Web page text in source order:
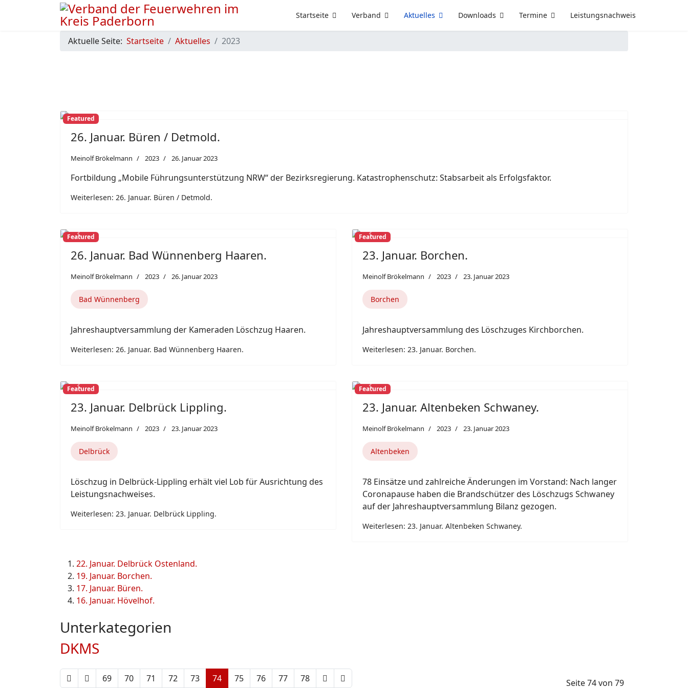
Startseite Verband Aktuelles Downloads Termine Leistungsnachweis
Aktuelle Seite: Startseite Aktuelles 2023
Featured
26. Januar. Büren / Detmold.
Meinolf Brökelmann 2023 26. Januar 2023
Fortbildung „Mobile Führungsunterstützung NRW“ der Bezirksregierung. Katastrophenschutz: Stabsarbeit als Erfolgsfaktor.
Weiterlesen: 26. Januar. Büren / Detmold.
Previous
Featured
26. Januar. Bad Wünnenberg Haaren.
Meinolf Brökelmann 2023 26. Januar 2023
Bad Wünnenberg
Jahreshauptversammlung der Kameraden Löschzug Haaren.
Weiterlesen: 26. Januar. Bad Wünnenberg Haaren.
Previous
Featured
23. Januar. Borchen.
Meinolf Brökelmann 2023 23. Januar 2023
Borchen
Jahreshauptversammlung des Löschzuges Kirchborchen.
Weiterlesen: 23. Januar. Borchen.
Previous
Featured
23. Januar. Delbrück Lippling.
Meinolf Brökelmann 2023 23. Januar 2023
Delbrück
Löschzug in Delbrück-Lippling erhält viel Lob für Ausrichtung des
Leistungsnachweises.
Weiterlesen: 23. Januar. Delbrück Lippling.
Previous
Featured
23. Januar. Altenbeken Schwaney.
Meinolf Brökelmann 2023 23. Januar 2023
Altenbeken
78 Einsätze und zahlreiche Änderungen im Vorstand: Nach langer
Coronapause haben die Brandschützer des Löschzugs Schwaney
auf der Jahreshauptversammlung Bilanz gezogen.
Weiterlesen: 23. Januar. Altenbeken Schwaney.
22. Januar. Delbrück Ostenland.
19. Januar. Borchen.
17. Januar. Büren.
16. Januar. Hövelhof.
Unterkategorien
DKMS
Seite 74 von 79
69 70 71 72 73 74 75 76 77 78